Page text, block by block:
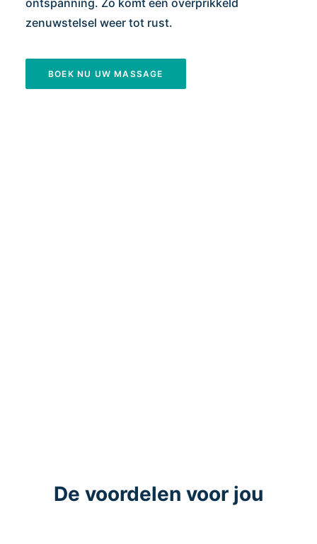
ontspanning. Zo komt een overprikkeld
zenuwstelsel weer tot rust.
BOEK NU UW MASSAGE
De voordelen voor jou